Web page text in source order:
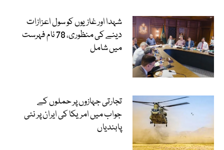
شہدا اور غازیوں کو سول اعزازات
دینے کی منظوری، 78 نام فہرست
میں شامل
تجارتی جہازوں پر حملوں کے
جواب میں امریکا کی ایران پر نئی
پابندیاں